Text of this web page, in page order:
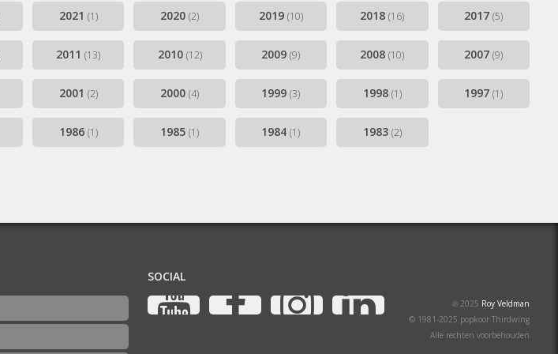
2021 (1) 2020(2) 2019 (10) 2018(16) 2017(5)
2011(13) 2010 (12) 2009(9) 2008(10) 2007(9)
2001 (2) 2000(4) 1999(3) 1998 (1) 1997(1)
1986 (1) 1985(1) 1984(1) 1983 (2)
SOCIAL
YouTube
Facebook Instagram LinkedIn
℗ 2025 Roy Veldman
© 1981-2025 popkoor Thirdwing
Alle rechten voorbehouden